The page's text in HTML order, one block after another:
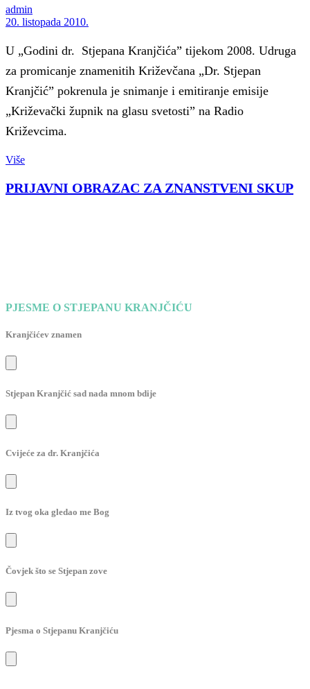
admin
20. listopada 2010.
U „Godini dr. Stjepana Kranjčića” tijekom 2008. Udruga
za promicanje znamenitih Križevčana „Dr. Stjepan
Kranjčić” pokrenula je snimanje i emitiranje emisije
„Križevački župnik na glasu svetosti” na Radio
Križevcima.
Više
PRIJAVNI OBRAZAC ZA ZNANSTVENI SKUP
PJESME O STJEPANU KRANJČIĆU
Kranjčićev znamen
Stjepan Kranjčić sad nada mnom bdije
Cvijeće za dr. Kranjčića
Iz tvog oka gledao me Bog
Čovjek što se Stjepan zove
Pjesma o Stjepanu Kranjčiću